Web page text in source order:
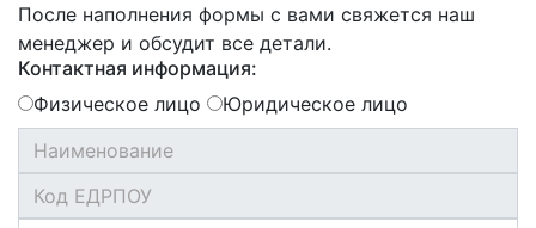
После наполнения формы с вами свяжется наш
менеджер и обсудит все детали.
Контактная информация:
Физическое лицо
Юридическое лицо